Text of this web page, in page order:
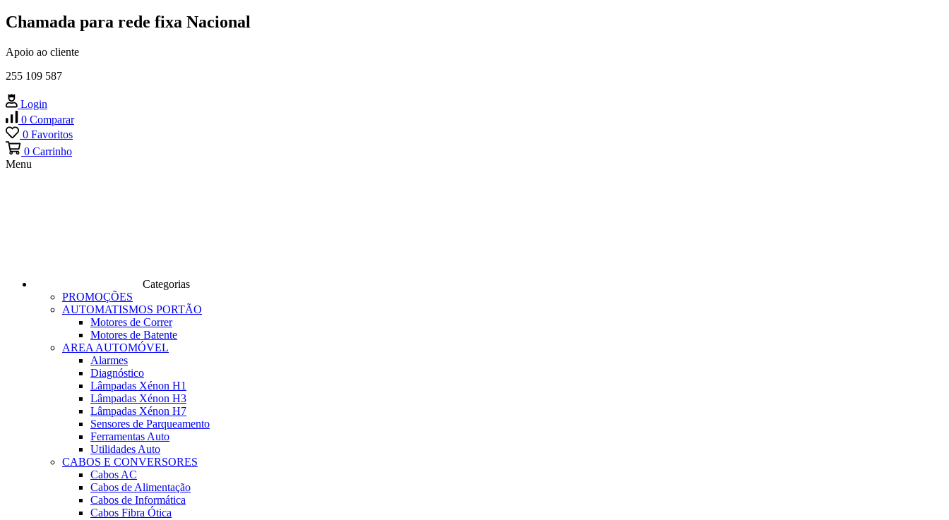
Chamada para rede fixa Nacional
Apoio ao cliente
255 109 587
Login
0 Comparar
0 Favoritos
0 Carrinho
Menu
Categorias
PROMOÇÕES
AUTOMATISMOS PORTÃO
Motores de Correr
Motores de Batente
AREA AUTOMÓVEL
Alarmes
Diagnóstico
Lâmpadas Xénon H1
Lâmpadas Xénon H3
Lâmpadas Xénon H7
Sensores de Parqueamento
Ferramentas Auto
Utilidades Auto
CABOS E CONVERSORES
Cabos AC
Cabos de Alimentação
Cabos de Informática
Cabos Fibra Ótica